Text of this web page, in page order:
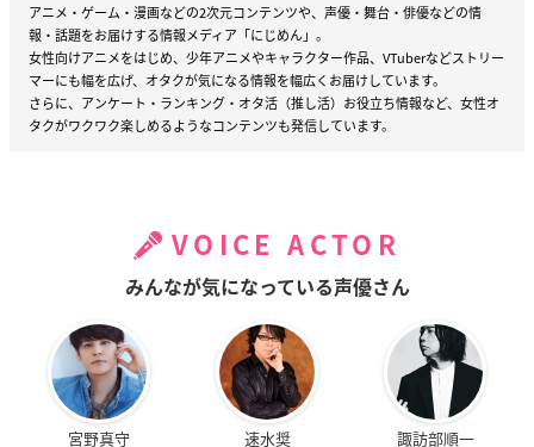
アニメ・ゲーム・漫画などの2次元コンテンツや、声優・舞台・俳優などの情
報・話題をお届けする情報メディア「にじめん」。
女性向けアニメをはじめ、少年アニメやキャラクター作品、VTuberなどストリー
マーにも幅を広げ、オタクが気になる情報を幅広くお届けしています。
さらに、アンケート・ランキング・オタ活（推し活）お役立ち情報など、女性オ
タクがワクワク楽しめるようなコンテンツも発信しています。
VOICE ACTOR
みんなが気になっている声優さん
宮野真守 速水奨 諏訪部順一